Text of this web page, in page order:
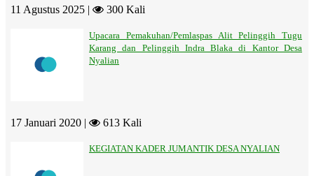
11 Agustus 2025 | 300 Kali
Upacara Pemakuhan/Pemlaspas Alit Pelinggih Tugu
Karang dan Pelinggih Indra Blaka di Kantor Desa
Nyalian
17 Januari 2020 | 613 Kali
KEGIATAN KADER JUMANTIK DESA NYALIAN